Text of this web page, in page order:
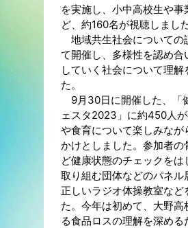
を実施し、小中高校生や事
ど、約160名が視聴しました
地域共生社会についての
て開催し、多様性を認め合
していく社会について理解
た。
9月30日に開催した、「
ェスタ2023」に約450人
や食育について楽しみなが
かけとしました。参加者の
ど健康状態のチェックをは
取り組む団体などのパネル
正しいラジオ体操教室など
た。今年は初めて、大野高
る食品ロスの理解を深める